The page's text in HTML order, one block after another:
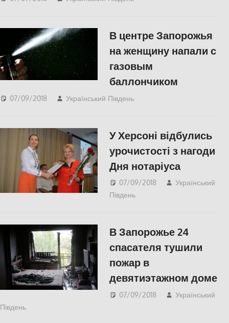
В центре Запорожья
на женщину напали с
газовым
баллончиком
07/09/2018 Український Південь
У Херсоні відбулись
урочистості з нагоди
Дня нотаріуса
07/09/2018
Український
Південь
В Запорожье 24
спасателя тушили
пожар в
девятиэтажном доме
07/09/2018
Український
Південь